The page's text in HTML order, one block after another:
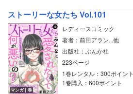
ストーリーな女たち Vol.101
マンガ｜巻
レディースコミック
著者：前田アラン...他
出版社：ぶんか社
223ページ
1巻レンタル：300ポイント
1巻購入：600ポイント